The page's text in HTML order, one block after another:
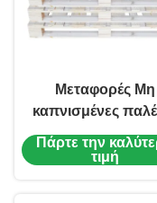
Μεταφορές Μη
καπνισμένες
Πάρτε την
τιμή